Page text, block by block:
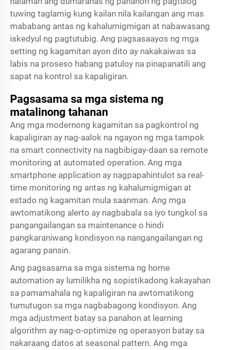
tuwing taglamig kung kailan nila kailangan ang mas
mababang antas ng kahalumigmigan at nabawasang
iskedyul ng pagtutubig. Ang pagsasaayos ng mga
setting ng kagamitan ayon dito ay nakakaiwas sa
labis na proseso habang patuloy na pinapanatili ang
sapat na kontrol sa kapaligiran.
Pagsasama sa mga sistema ng
matalinong tahanan
Ang mga modernong kagamitan sa pagkontrol ng
kapaligiran ay nag-aalok na ngayon ng mga tampok
na smart connectivity na nagbibigay-daan sa remote
monitoring at automated operation. Ang mga
smartphone application ay nagpapahintulot sa real-
time monitoring ng antas ng kahalumigmigan at
estado ng kagamitan mula saanman. Ang mga
awtomatikong alerto ay nagbabala sa iyo tungkol sa
pangangailangan sa maintenance o hindi
pangkaraniwang kondisyon na nangangailangan ng
agarang pansin.
Ang pagsasama sa mga sistema ng home
automation ay lumilikha ng sopistikadong kakayahan
sa pamamahala ng kapaligiran na awtomatikong
tumutugon sa mga nagbabagong kondisyon. Ang
mga adjustment batay sa panahon at learning
algorithm ay nag-o-optimize ng operasyon batay sa
nakaraang datos at seasonal pattern. Ang mga